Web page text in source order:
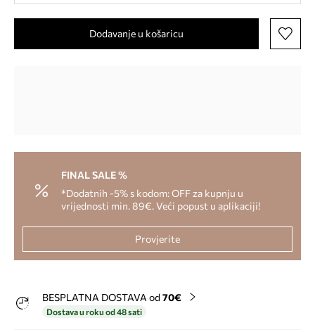
Dodavanje u košaricu
FINAL SALE %
*Dodatnih -5% s kodom: OFF za kupnju u
vrijednosti min. 89€. Veći popust u aplikaciji!
Provjerite
BESPLATNA DOSTAVA od 70€
Dostava u roku od 48 sati